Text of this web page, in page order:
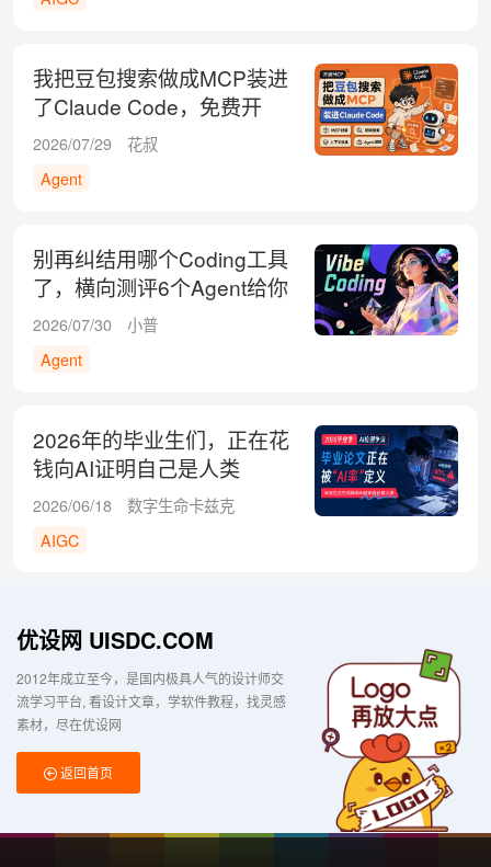
我把豆包搜索做成MCP装进
了Claude Code，免费开
源！
2026/07/29
花叔
Agent
别再纠结用哪个Coding工具
了，横向测评6个Agent给你
答案！
2026/07/30
小普
Agent
2026年的毕业生们，正在花
钱向AI证明自己是人类
2026/06/18
数字生命卡兹克
AIGC
优设网 UISDC.COM
2012年成立至今，是国内极具人气的设计师交
流学习平台 看设计文章，学软件教程，找灵感
素材，尽在优设网
返回首页